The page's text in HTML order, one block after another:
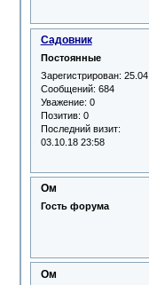
Садовник
Постоянные
Зарегистрирован:
Сообщений: 684
Уважение: 0
Позитив: 0
Последний визит:
03.10.18 23:58
Ом
Гость форума
Ом